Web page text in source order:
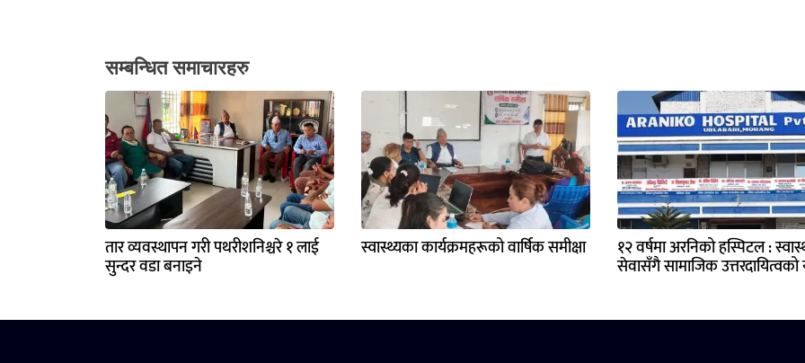
सम्बन्धित समाचारहरु
तार व्यवस्थापन गरी पथरीशनिश्चरे १ लाई
सुन्दर वडा बनाइने
स्वास्थ्यका कार्यक्रमहरूको वार्षिक समीक्षा १२ वर्षमा अरनिको हस्पिटल :
सेवासँगै सामाजिक उत्तरदायित्वको